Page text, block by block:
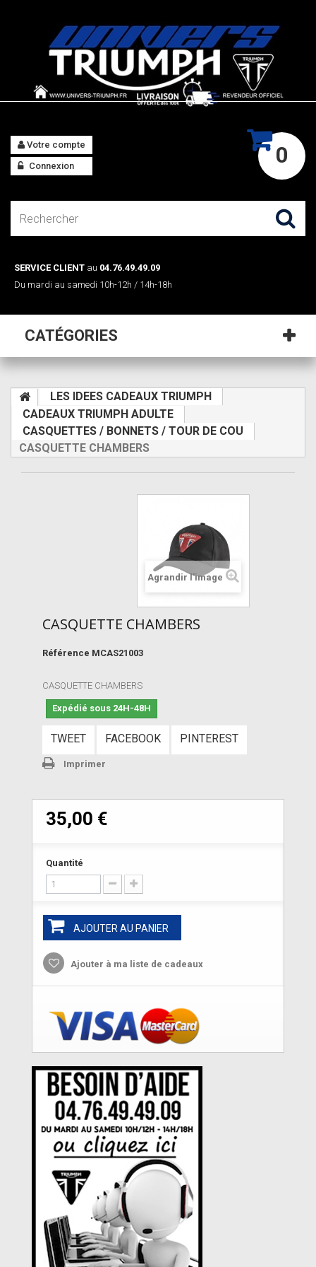
0
Votre compte
Connexion
SERVICE CLIENT au 04.76.49.49.09
Du mardi au samedi 10h-12h / 14h-18h
CATÉGORIES
LES IDEES CADEAUX TRIUMPH
CADEAUX TRIUMPH ADULTE
CASQUETTES / BONNETS / TOUR DE COU
CASQUETTE CHAMBERS
Agrandir l'image
CASQUETTE CHAMBERS
Référence MCAS21003
CASQUETTE CHAMBERS
Expédié sous 24H-48H
TWEET FACEBOOK PINTEREST
Imprimer
35,00 €
Quantité
AJOUTER AU PANIER
Ajouter à ma liste de cadeaux